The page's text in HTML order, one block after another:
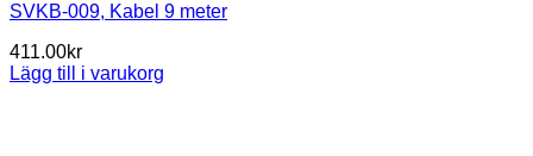
SVKB-009, Kabel 9 meter
411.00kr
Lägg till i varukorg